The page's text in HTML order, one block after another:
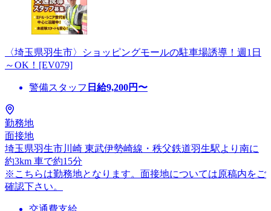
〈埼玉県羽生市〉ショッピングモールの駐車場誘導！週1日
～OK！[EV079]
警備スタッフ 日給9,200円〜
勤務地
面接地
埼玉県羽生市川崎 東武伊勢崎線・秩父鉄道羽生駅より南に
約3km 車で約15分
※こちらは勤務地となります。面接地については原稿内をご
確認下さい。
交通費支給